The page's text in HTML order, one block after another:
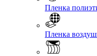
Пленка
Пленка